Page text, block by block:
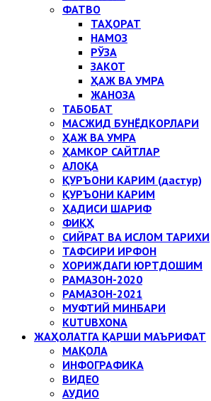
ФАТВО
ТАҲОРАТ
НАМОЗ
РЎЗА
ЗАКОТ
ҲАЖ ВА УМРА
ЖАНОЗА
ТАБОБАТ
МАСЖИД БУНЁДКОРЛАРИ
ҲАЖ ВА УМРА
ҲАМКОР САЙТЛАР
АЛОҚА
ҚУРЪОНИ КАРИМ (дастур)
ҚУРЪОНИ КАРИМ
ҲАДИСИ ШАРИФ
ФИҚҲ
СИЙРАТ ВА ИСЛОМ ТАРИХИ
ТАФСИРИ ИРФОН
ХОРИЖДАГИ ЮРТДОШИМ
РАМАЗОН-2020
РАМАЗОН-2021
МУФТИЙ МИНБАРИ
KUTUBXONA
ЖАҲОЛАТГА ҚАРШИ МАЪРИФАТ
МАҚОЛА
ИНФОГРАФИКА
ВИДЕО
АУДИО